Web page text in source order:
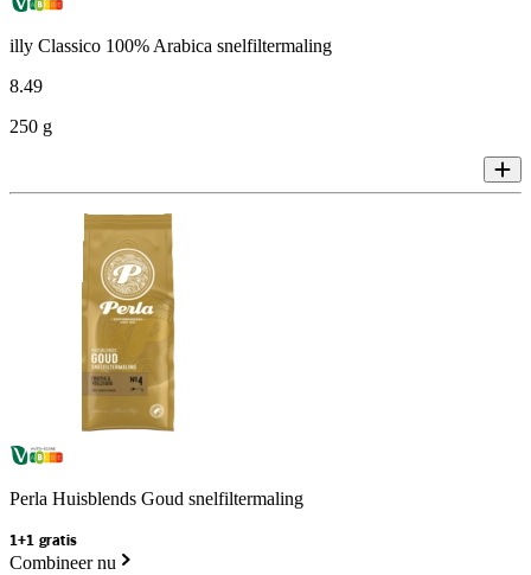
illy Classico 100% Arabica snelfiltermaling
8.49
250 g
Perla Huisblends Goud snelfiltermaling
1+1 gratis
Combineer nu